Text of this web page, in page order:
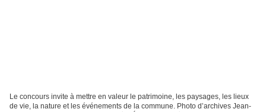
Le concours invite à mettre en valeur le patrimoine, les paysages, les lieux
de vie, la nature et les événements de la commune. Photo d’archives Jean-